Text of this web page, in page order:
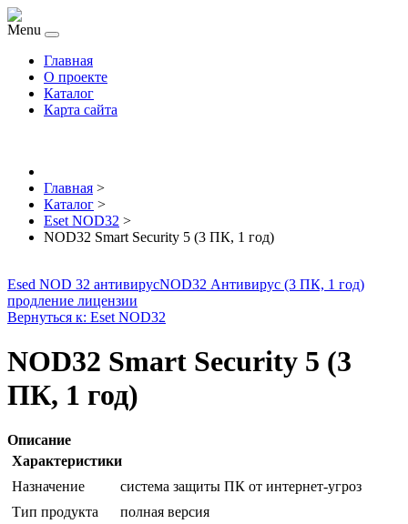
Menu
Главная
О проекте
Каталог
Карта сайта
Главная >
Каталог >
Eset NOD32 >
NOD32 Smart Security 5 (3 ПК, 1 год)
Esed NOD 32 антивирусNOD32 Антивирус (3 ПК, 1 год)
продление лицензии
Вернуться к: Eset NOD32
NOD32 Smart Security 5 (3
ПК, 1 год)
Описание
Характеристики
Назначение
система защиты ПК от интернет-угроз
Тип продукта
полная версия